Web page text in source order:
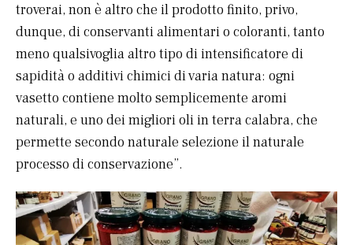
troverai, non è altro che il prodotto finito, privo,
dunque, di conservanti alimentari o coloranti, tanto
meno qualsivoglia altro tipo di intensificatore di
sapidità o additivi chimici di varia natura: ogni
vasetto contiene molto semplicemente aromi
naturali, e uno dei migliori oli in terra calabra, che
permette secondo naturale selezione il naturale
processo di conservazione”.